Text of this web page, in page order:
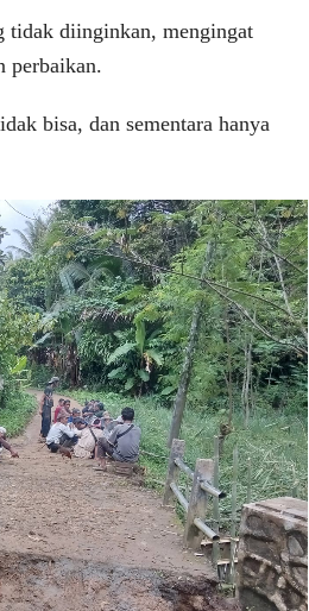
tidak diinginkan, mengingat
perbaikan.
bisa, dan sementara hanya